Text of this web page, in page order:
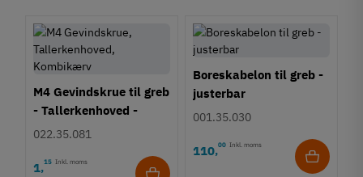
M4 Gevindskrue til greb
- Tallerkenhoved -
Krydskærv
022.35.081
1,15 Inkl. moms
Boreskabelon til greb -
justerbar
001.35.030
110,00 Inkl. moms